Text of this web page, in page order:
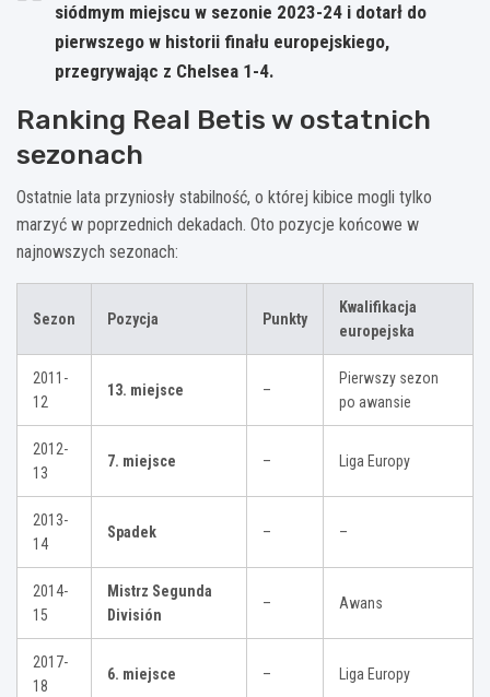
siódmym miejscu w sezonie 2023-24 i dotarł do
pierwszego w historii finału europejskiego,
przegrywając z Chelsea 1-4.
Ranking Real Betis w ostatnich
sezonach
Ostatnie lata przyniosły stabilność, o której kibice mogli tylko
marzyć w poprzednich dekadach. Oto pozycje końcowe w
najnowszych sezonach:
Sezon Pozycja Punkty
Kwalifikacja
europejska
2011-
12
13. miejsce –
Pierwszy sezon
po awansie
2012-
13
7. miejsce – Liga Europy
2013-
14
Spadek – –
2014-
15
Mistrz Segunda
División
– Awans
2017-
18
6. miejsce – Liga Europy